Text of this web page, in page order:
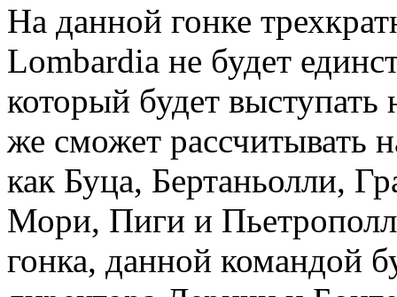
На данной гонке
Lombardia не будет
который будет выступать
же сможет рассчитывать
как Буца, Бертаньолли,
Мори, Пиги и
гонка, данной командой